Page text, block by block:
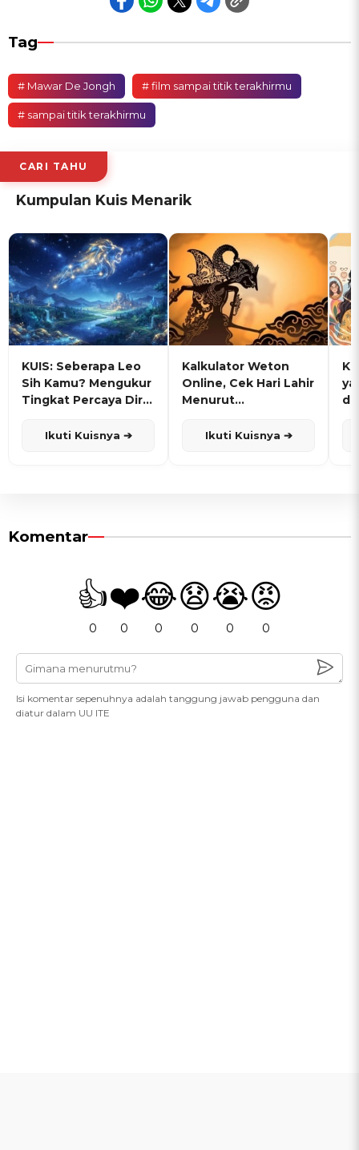
Tag
# Mawar De Jongh # film sampai titik terakhirmu
# sampai titik terakhirmu
CARI TAHU
Kumpulan Kuis Menarik
KUIS: Seberapa Leo
Sih Kamu? Mengukur
Tingkat Percaya Diri
Ikuti Kuisnya ➔
Kalkulator Weton
Online, Cek Hari Lahir
Menurut
Ikuti Kuisnya ➔
Komentar
👍
0
❤️
0
😂
0
😧
0
😭
0
😡
0
Isi komentar sepenuhnya adalah tanggung jawab pengguna dan
diatur dalam UU ITE